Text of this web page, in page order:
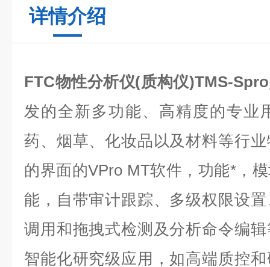
详情介绍
FTC物性分析仪(质构仪)TMS-Spro
发的全新多功能、高精度的专业
药、烟草、化妆品以及材料等行
的界面的VPro MT软件，功能*，
能，自带审计跟踪、多级权限设
调用和拖拽式检测及分析命令编
智能化研究级应用，如高端质控